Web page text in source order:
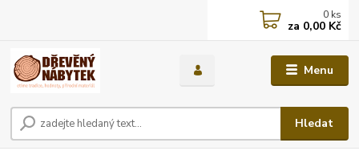
Menu
Hledat
0 ks
za 0,00 Kč